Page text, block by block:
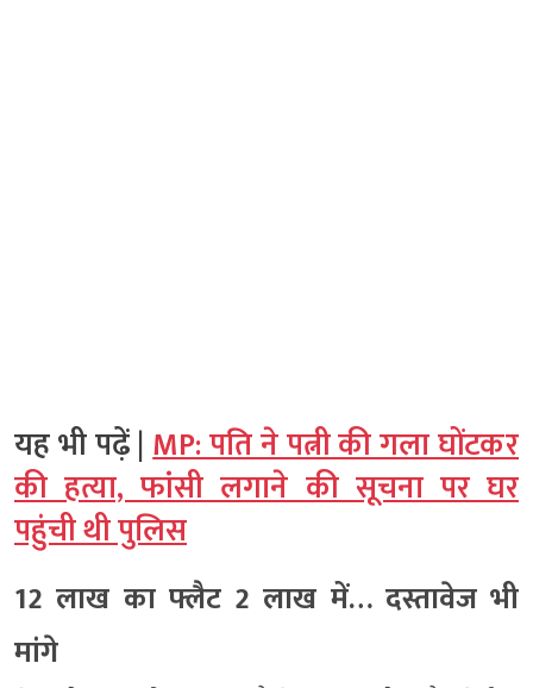
यह भी पढ़ें |MP: पति ने पत्नी की गला घोंटकर
की हत्या, फांसी लगाने की सूचना पर घर
पहुंची थी पुलिस
12 लाख का फ्लैट 2 लाख में… दस्तावेज भी
मांगे